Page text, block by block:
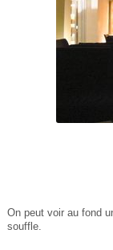
On peut voir au fond
souffle.